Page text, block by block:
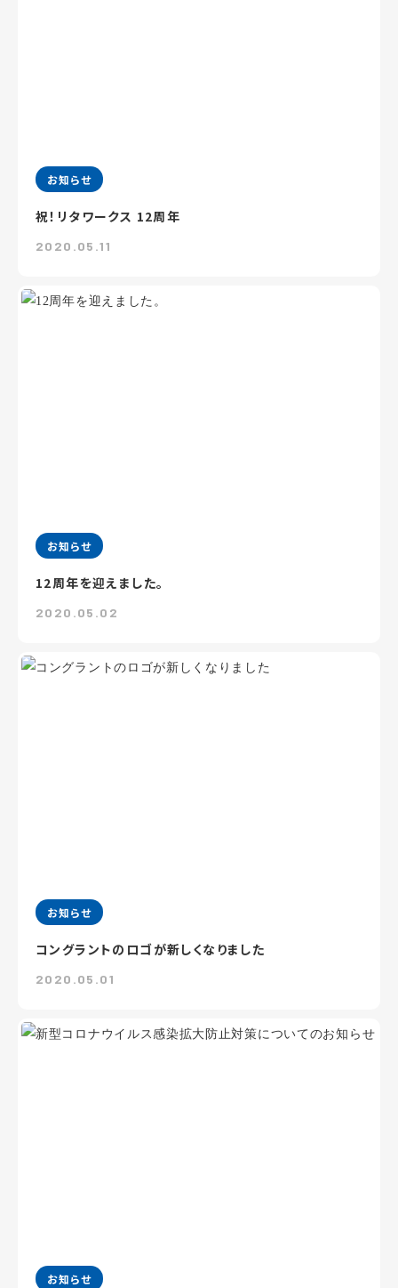
お知らせ
祝！リタワークス 12周年
2020.05.11
お知らせ
12周年を迎えました。
2020.05.02
お知らせ
コングラントのロゴが新しくなりました
2020.05.01
お知らせ